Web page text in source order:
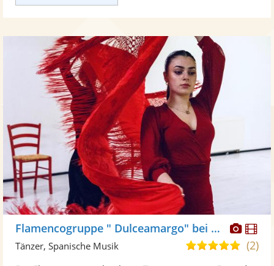
Flamencogruppe " Dulceamargo" bei Flamencita Tanzstudio
4,8(2)
Tänzer, Spanische Musik